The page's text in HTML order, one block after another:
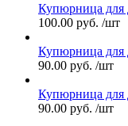
Купюрница для
100.00 руб. /шт
Купюрница
90.00 руб. /шт
Купюрница для
90.00 руб. /шт